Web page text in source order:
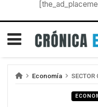
Economía SECTOR